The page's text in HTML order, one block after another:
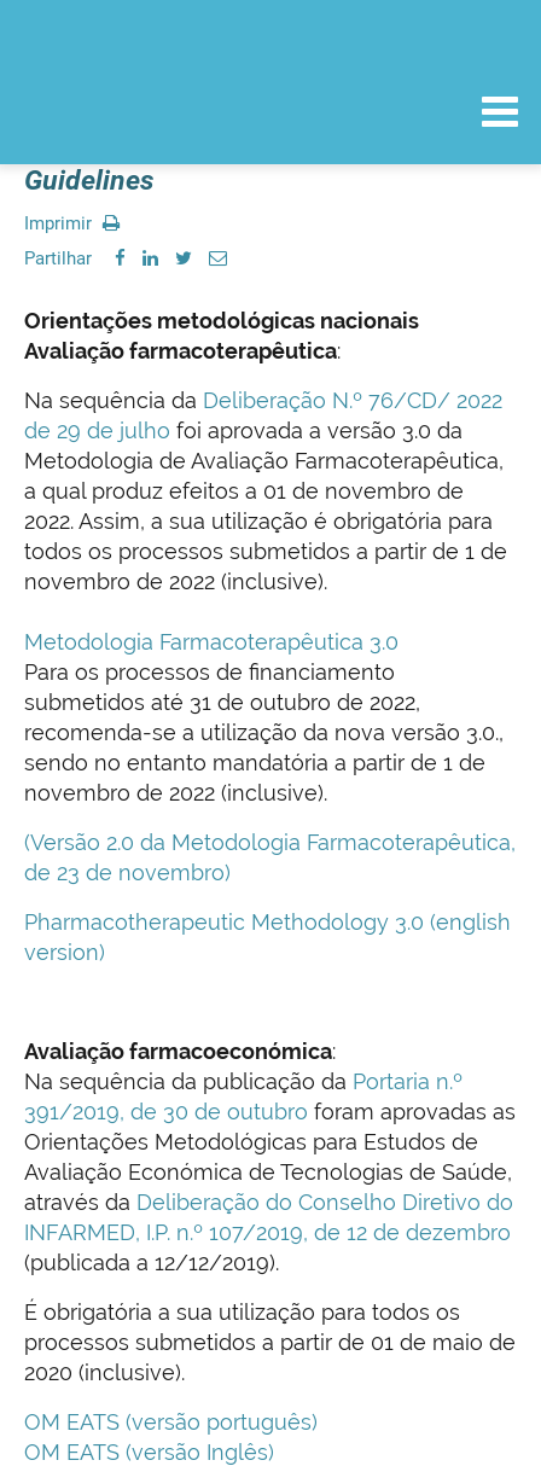
Guidelines
Imprimir
Partilhar
Orientações metodológicas nacionais
Avaliação farmacoterapêutica:
Na sequência da Deliberação N.º 76/CD/ 2022
de 29 de julho foi aprovada a versão 3.0 da
Metodologia de Avaliação Farmacoterapêutica,
a qual produz efeitos a 01 de novembro de
2022. Assim, a sua utilização é obrigatória para
todos os processos submetidos a partir de 1 de
novembro de 2022 (inclusive).
Metodologia Farmacoterapêutica 3.0
Para os processos de financiamento
submetidos até 31 de outubro de 2022,
recomenda-se a utilização da nova versão 3.0.,
sendo no entanto mandatória a partir de 1 de
novembro de 2022 (inclusive).
(Versão 2.0 da Metodologia Farmacoterapêutica,
de 23 de novembro)
Pharmacotherapeutic Methodology 3.0 (english
version)
Avaliação farmacoeconómica:
Na sequência da publicação da Portaria n.º
391/2019, de 30 de outubro foram aprovadas as
Orientações Metodológicas para Estudos de
Avaliação Económica de Tecnologias de Saúde,
através da Deliberação do Conselho Diretivo do
INFARMED, I.P. n.º 107/2019, de 12 de dezembro
(publicada a 12/12/2019).
É obrigatória a sua utilização para todos os
processos submetidos a partir de 01 de maio de
2020 (inclusive).
OM EATS (versão português)
OM EATS (versão Inglês)